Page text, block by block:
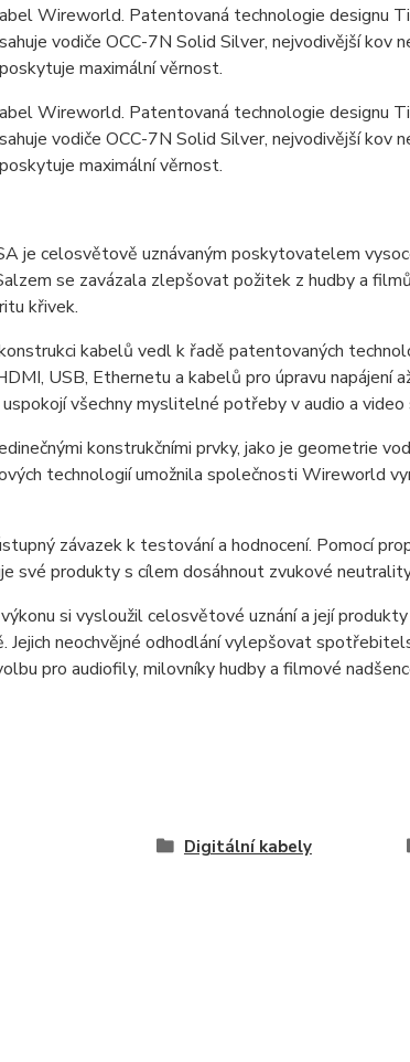
Wireworld. Patentovaná technologie designu
vodiče OCC-7N Solid Silver, nejvodivější kov
maximální věrnost.
Wireworld. Patentovaná technologie designu
vodiče OCC-7N Solid Silver, nejvodivější kov
maximální věrnost.
je celosvětově uznávaným poskytovatelem
se zavázala zlepšovat požitek z hudby a
křivek.
kabelů vedl k řadě patentovaných
USB, Ethernetu a kabelů pro úpravu napájení
všechny myslitelné potřeby v audio a video
konstrukčními prvky, jako je geometrie
technologií umožnila společnosti Wireworld
závazek k testování a hodnocení. Pomocí
své produkty s cílem dosáhnout zvukové
si vysloužil celosvětové uznání a její
Jejich neochvějné odhodlání vylepšovat
pro audiofily, milovníky hudby a filmové
Digitální kabely